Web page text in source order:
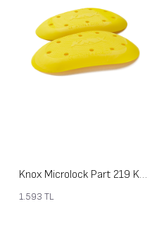
Knox Microlock Part 219 Kalça Koruması
1.593 TL